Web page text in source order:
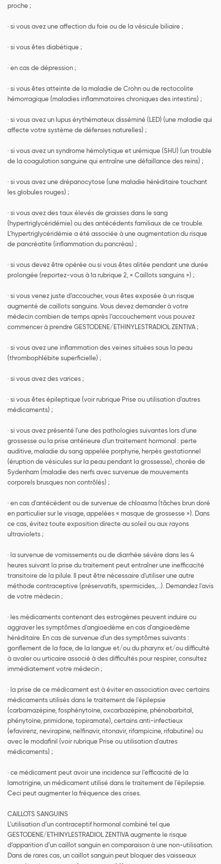
proche ;
· si vous avez une affection du foie ou de la vésicule biliaire ;
· si vous êtes diabétique ;
· en cas de dépression ;
· si vous êtes atteinte de la maladie de Crohn ou de rectocolite
hémorragique (maladies inflammatoires chroniques des intestins) ;
· si vous avez un lupus érythémateux disséminé (LED) (une maladie qui
affecte votre système de défenses naturelles) ;
· si vous avez un syndrome hémolytique et urémique (SHU) (un trouble
de la coagulation sanguine qui entraîne une défaillance des reins) ;
· si vous avez une drépanocytose (une maladie héréditaire touchant
les globules rouges) ;
· si vous avez des taux élevés de graisses dans le sang
(hypertriglycéridémie) ou des antécédents familiaux de ce trouble.
L’hypertriglycéridémie a été associée à une augmentation du risque
de pancréatite (inflammation du pancréas) ;
· si vous devez être opérée ou si vous êtes alitée pendant une durée
prolongée (reportez-vous à la rubrique 2, « Caillots sanguins ») ;
· si vous venez juste d’accoucher, vous êtes exposée à un risque
augmenté de caillots sanguins. Vous devez demander à votre
médecin combien de temps après l’accouchement vous pouvez
commencer à prendre GESTODENE/ETHINYLESTRADIOL ZENTIVA ;
· si vous avez une inflammation des veines situées sous la peau
(thrombophlébite superficielle) ;
· si vous avez des varices ;
· si vous êtes épileptique (voir rubrique Prise ou utilisation d’autres
médicaments) ;
· si vous avez présenté l'une des pathologies suivantes lors d'une
grossesse ou la prise antérieure d'un traitement hormonal : perte
auditive, maladie du sang appelée porphyrie, herpès gestationnel
(éruption de vésicules sur la peau pendant la grossesse), chorée de
Sydenham (maladie des nerfs avec survenue de mouvements
corporels brusques non contrôlés) ;
· en cas d'antécédent ou de survenue de chloasma (tâches brun doré
en particulier sur le visage, appelées « masque de grossesse »). Dans
ce cas, évitez toute exposition directe au soleil ou aux rayons
ultraviolets ;
· la survenue de vomissements ou de diarrhée sévère dans les 4
heures suivant la prise du traitement peut entraîner une inefficacité
transitoire de la pilule. Il peut être nécessaire d'utiliser une autre
méthode contraceptive (préservatifs, spermicides,...). Demandez l'avis
de votre médecin ;
· les médicaments contenant des estrogènes peuvent induire ou
aggraver les symptômes d'angioedème en cas d'angioedème
héréditaire. En cas de survenue d'un des symptômes suivants :
gonflement de la face, de la langue et/ou du pharynx et/ou difficulté
à avaler ou urticaire associé à des difficultés pour respirer, consultez
immédiatement votre médecin ;
· la prise de ce médicament est à éviter en association avec certains
médicaments utilisés dans le traitement de l'épilepsie
(carbamazépine, fosphénytoïne, oxcarbazépine, phénobarbital,
phénytoïne, primidone, topiramate), certains anti-infectieux
(efavirenz, nevirapine, nelfinavir, ritonavir, rifampicine, rifabutine) ou
avec le modafinil (voir rubrique Prise ou utilisation d'autres
médicaments) ;
· ce médicament peut avoir une incidence sur l'efficacité de la
lamotrigine, un médicament utilisé dans le traitement de l'épilepsie.
Ceci peut augmenter la fréquence des crises.
CAILLOTS SANGUINS
L’utilisation d’un contraceptif hormonal combiné tel que
GESTODENE/ETHINYLESTRADIOL ZENTIVA augmente le risque
d’apparition d’un caillot sanguin en comparaison à une non-utilisation.
Dans de rares cas, un caillot sanguin peut bloquer des vaisseaux